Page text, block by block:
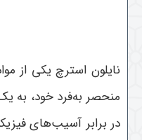
نایلون استرچ یکی از
منحصر به‌فرد خود، به
در برابر آسیب‌های